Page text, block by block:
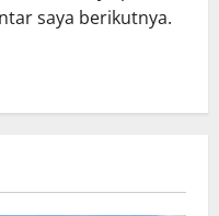
saya berikutnya.